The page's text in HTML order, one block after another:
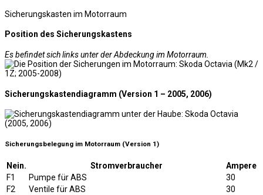
Sicherungskasten im Motorraum
Position des Sicherungskastens
Es befindet sich links unter der Abdeckung im Motorraum.
Sicherungskastendiagramm (Version 1 – 2005, 2006)
Sicherungsbelegung im Motorraum (Version 1)
Nein. Stromverbraucher
Ampere
F1
Pumpe für ABS
30
F2
Ventile für ABS
30